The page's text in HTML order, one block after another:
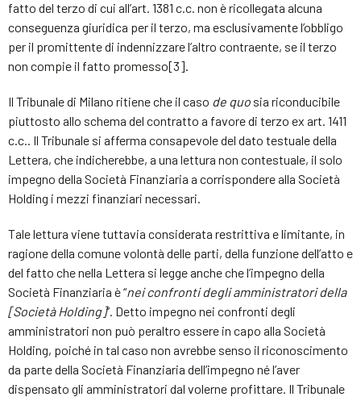
fatto del terzo di cui all’art. 1381 c.c. non è ricollegata alcuna
conseguenza giuridica per il terzo, ma esclusivamente l’obbligo
per il promittente di indennizzare l’altro contraente, se il terzo
non compie il fatto promesso[3].
Il Tribunale di Milano ritiene che il caso de quo sia riconducibile
piuttosto allo schema del contratto a favore di terzo ex art. 1411
c.c.. Il Tribunale si afferma consapevole del dato testuale della
Lettera, che indicherebbe, a una lettura non contestuale, il solo
impegno della Società Finanziaria a corrispondere alla Società
Holding i mezzi finanziari necessari.
Tale lettura viene tuttavia considerata restrittiva e limitante, in
ragione della comune volontà delle parti, della funzione dell’atto e
del fatto che nella Lettera si legge anche che l’impegno della
Società Finanziaria è “nei confronti degli amministratori della
[Società Holding]”. Detto impegno nei confronti degli
amministratori non può peraltro essere in capo alla Società
Holding, poiché in tal caso non avrebbe senso il riconoscimento
da parte della Società Finanziaria dell’impegno né l’aver
dispensato gli amministratori dal volerne profittare. Il Tribunale